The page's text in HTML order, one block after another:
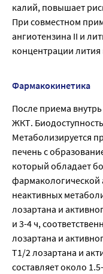
калий, повышает
При совместном
ангиотензина II и
концентрации лития
Фармакокинетика
После приема
ЖКТ.
Метаболизируется
печень с
который обладает
фармакологической
неактивных
лозартана и
и 3-4 ч,
лозартана и
T1/2 лозартана и
составляет около